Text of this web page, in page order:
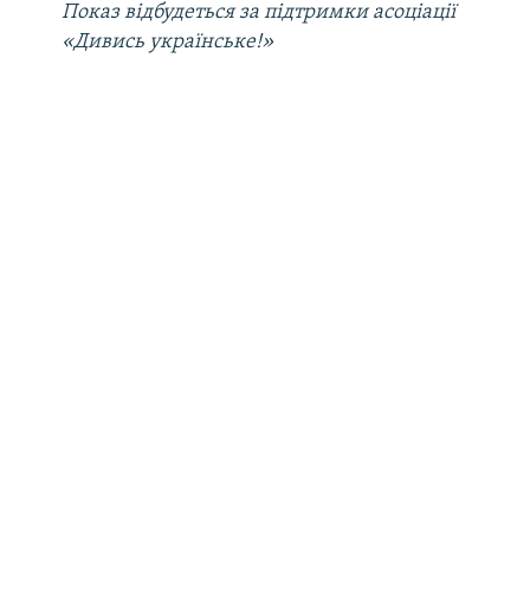
Показ відбудеться за підтримки асоціації
«Дивись українське!»